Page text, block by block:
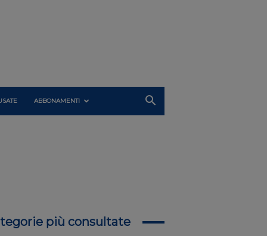
ABBONAMENTI
più consultate